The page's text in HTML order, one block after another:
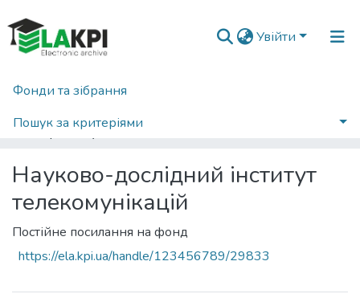
Увійти
Фонди та зібрання
Пошук за критеріями
Головна
Науково-дослідний інститут
телекомунікацій
Постійне посилання на фонд
https://ela.kpi.ua/handle/123456789/29833